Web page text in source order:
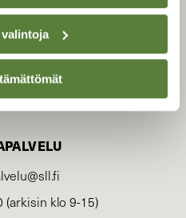
(arkisin klo 9-15)